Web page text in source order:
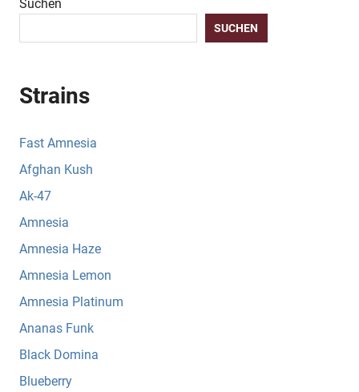
Suchen
SUCHEN
Strains
Fast Amnesia
Afghan Kush
Ak-47
Amnesia
Amnesia Haze
Amnesia Lemon
Amnesia Platinum
Ananas Funk
Black Domina
Blueberry